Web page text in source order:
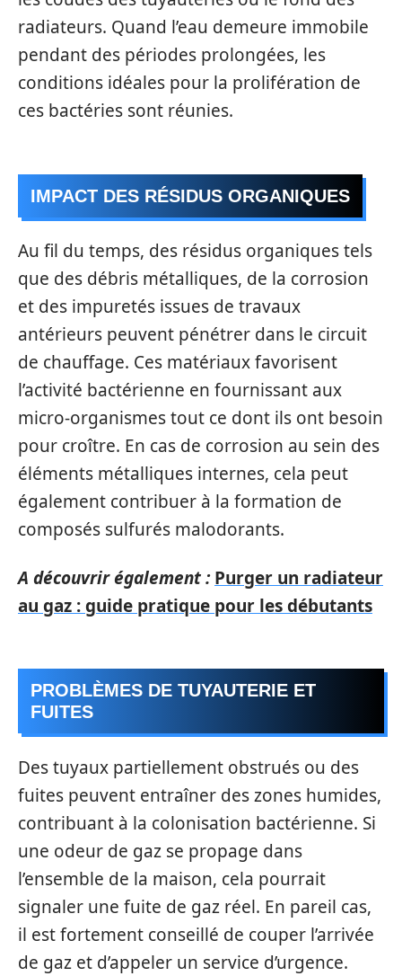
radiateurs. Quand l’eau demeure immobile
pendant des périodes prolongées, les
conditions idéales pour la prolifération de
ces bactéries sont réunies.
IMPACT DES RÉSIDUS ORGANIQUES
Au fil du temps, des résidus organiques tels
que des débris métalliques, de la corrosion
et des impuretés issues de travaux
antérieurs peuvent pénétrer dans le circuit
de chauffage. Ces matériaux favorisent
l’activité bactérienne en fournissant aux
micro-organismes tout ce dont ils ont besoin
pour croître. En cas de corrosion au sein des
éléments métalliques internes, cela peut
également contribuer à la formation de
composés sulfurés malodorants.
A découvrir également : Purger un radiateur
au gaz : guide pratique pour les débutants
PROBLÈMES DE TUYAUTERIE ET
FUITES
Des tuyaux partiellement obstrués ou des
fuites peuvent entraîner des zones humides,
contribuant à la colonisation bactérienne. Si
une odeur de gaz se propage dans
l’ensemble de la maison, cela pourrait
signaler une fuite de gaz réel. En pareil cas,
il est fortement conseillé de couper l’arrivée
de gaz et d’appeler un service d’urgence.